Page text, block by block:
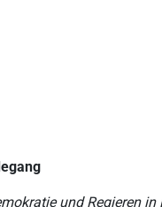
und Regieren in